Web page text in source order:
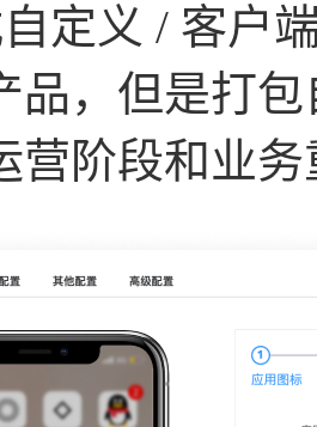
定义 / 客户
品，但是打
营阶段和业